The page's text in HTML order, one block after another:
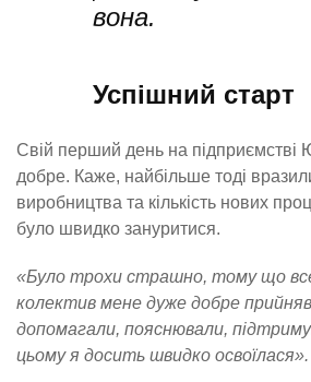
вона.
Успішний старт
Свій перший день на підприємстві
добре. Каже, найбільше тоді
виробництва та кількість нових
було швидко зануритися.
«Було трохи страшно, тому що
колектив мене дуже добре
допомагали, пояснювали,
цьому я досить швидко освоїлася».